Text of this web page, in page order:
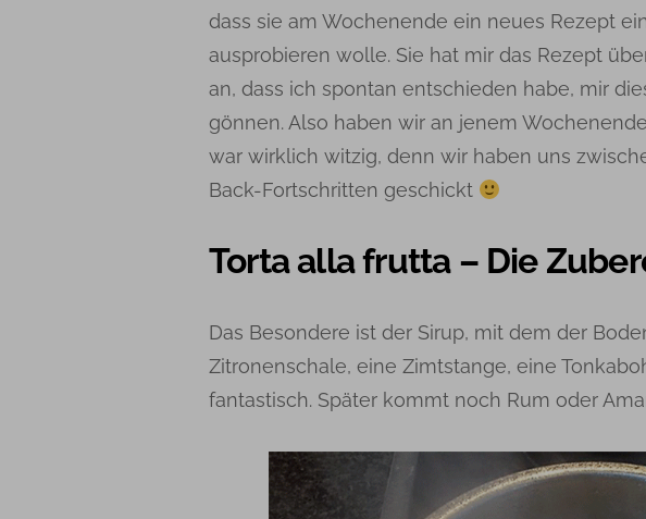
dass sie am Wochenende ein neues Rezept
ausprobieren wolle. Sie hat mir das Rezept
an, dass ich spontan entschieden habe, mir
gönnen. Also haben wir an jenem
war wirklich witzig, denn wir haben uns
Back-Fortschritten geschickt
Torta alla frutta – Die
Das Besondere ist der Sirup, mit dem der
Zitronenschale, eine Zimtstange, eine
fantastisch. Später kommt noch Rum oder